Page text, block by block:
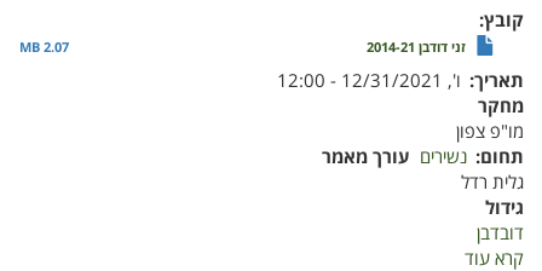
קובץ
זני דודבן 2014-21 2.07 MB
תאריך ו', 12/31/2021 - 12:00
מחקר
מו"פ צפון
תחום נשירים עורך מאמר
גלית רדל
גידול
דובדבן
קרא עוד